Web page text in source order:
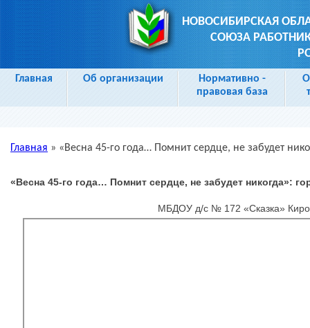
НОВОСИБИРСКАЯ
СОЮЗА
Главная Об организации
Нормативно -
правовая база
Главная » «Весна 45-го года… Помнит сердце, не забудет
«Весна 45-го года… Помнит сердце, не забудет никогда»:
МБДОУ д/с № 172 «Сказка»